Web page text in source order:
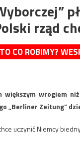
rząd
CO ROBIMY?
większym wrogiem
„Berliner Zeitung”
uczynić Niemcy